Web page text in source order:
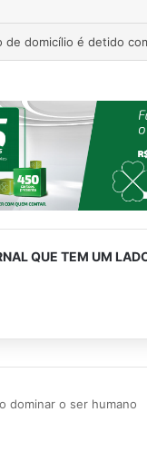
de domicílio é detido
QUE TEM UM
dominar o ser humano